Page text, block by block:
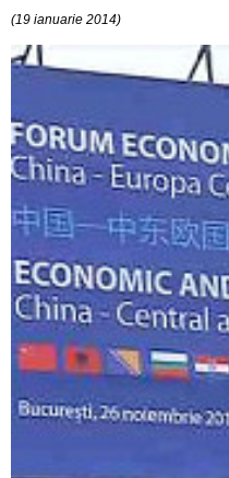
(19 ianuarie 2014)